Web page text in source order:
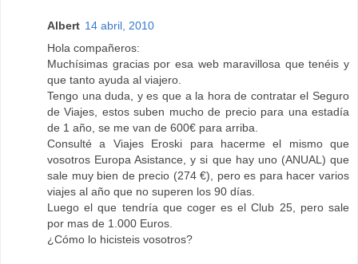
Albert 14 abril, 2010
Hola compañeros:
Muchísimas gracias por esa web maravillosa que tenéis y
que tanto ayuda al viajero.
Tengo una duda, y es que a la hora de contratar el Seguro
de Viajes, estos suben mucho de precio para una estadía
de 1 año, se me van de 600€ para arriba.
Consulté a Viajes Eroski para hacerme el mismo que
vosotros Europa Asistance, y si que hay uno (ANUAL) que
sale muy bien de precio (274 €), pero es para hacer varios
viajes al año que no superen los 90 días.
Luego el que tendría que coger es el Club 25, pero sale
por mas de 1.000 Euros.
¿Cómo lo hicisteis vosotros?